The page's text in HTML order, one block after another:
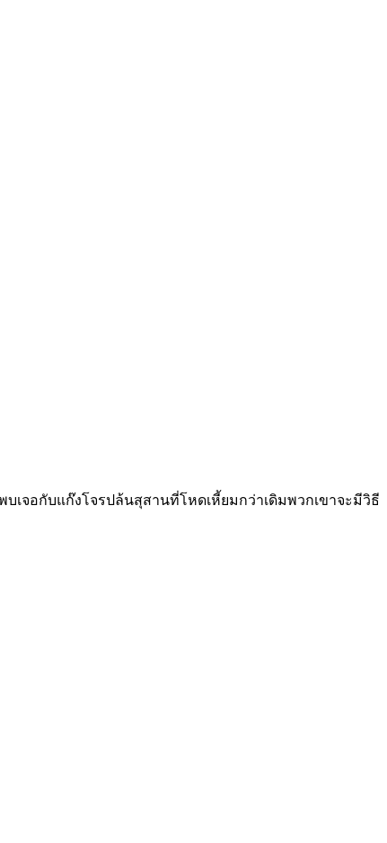
เจอกับแก๊งโจรปล้นสุสานที่โหดเหี้ยมกว่าเดิมพวกเขาจะมีวิธี